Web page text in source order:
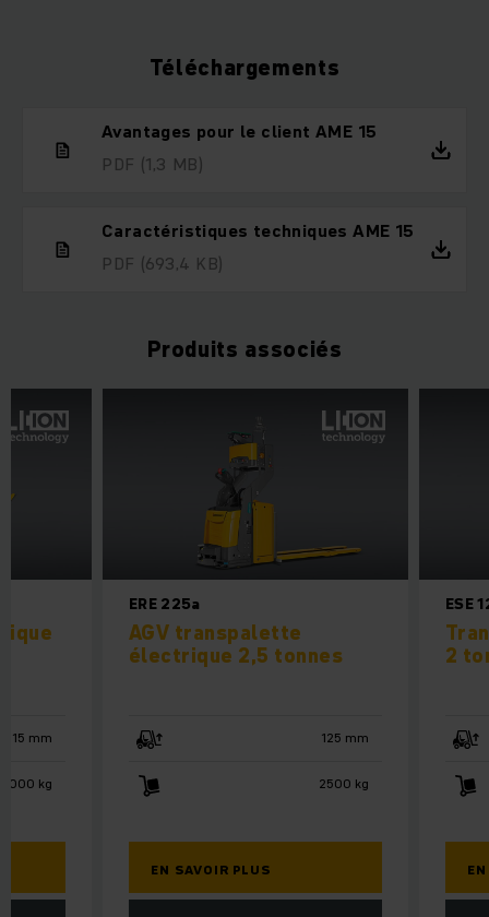
Téléchargements
Avantages pour le client AME 15
PDF (1,3 MB)
Caractéristiques techniques AME 15
PDF (693,4 KB)
Produits associés
ERE 225a
AGV transpalette
électrique 2,5 tonnes
125 mm
2500 kg
EN SAVOIR PLUS
ESE
2
115 mm
3000 kg